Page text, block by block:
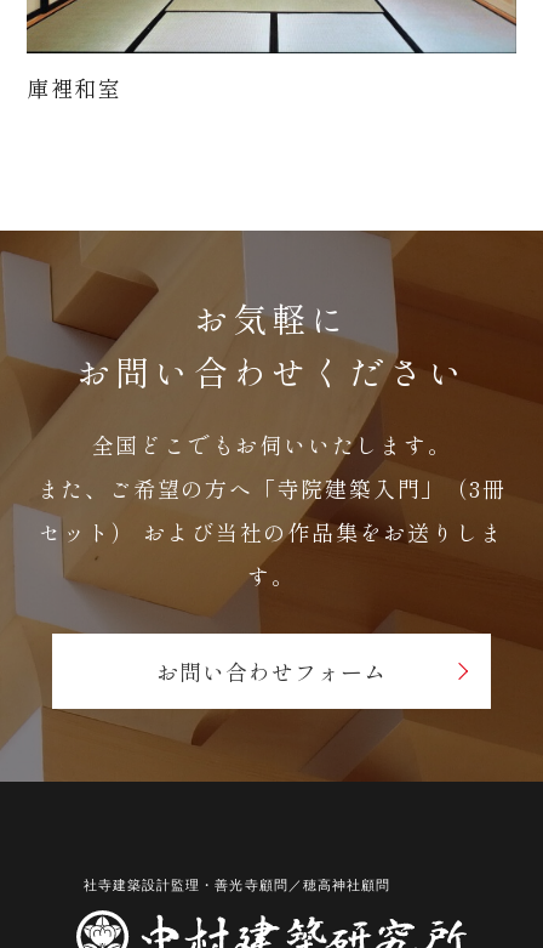
庫裡和室
お気軽に
お問い合わせください
全国どこでもお伺いいたします。
また、ご希望の方へ「寺院建築入門」（3冊
セット）
および当社の作品集をお送りしま
す。
お問い合わせフォーム